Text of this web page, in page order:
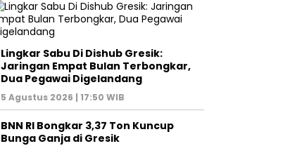
Lingkar Sabu Di Dishub Gresik:
Jaringan Empat Bulan Terbongkar,
Dua Pegawai Digelandang
5 Agustus 2026 | 17:50 WIB
BNN RI Bongkar 3,37 Ton Kuncup
Bunga Ganja di Gresik